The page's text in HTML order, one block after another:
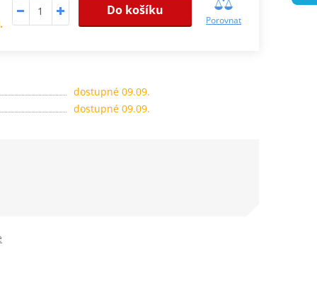
Do košíku
Porovnat
dostupné 09.09.
dostupné 09.09.